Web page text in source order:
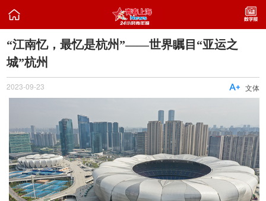

“江南忆，最忆是杭州”——世界瞩目“亚运之
城”杭州
2023-09-23 文体
